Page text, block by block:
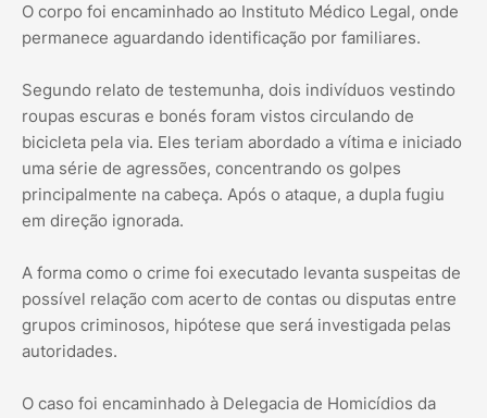
O corpo foi encaminhado ao Instituto Médico Legal, onde
permanece aguardando identificação por familiares.
Segundo relato de testemunha, dois indivíduos vestindo
roupas escuras e bonés foram vistos circulando de
bicicleta pela via. Eles teriam abordado a vítima e iniciado
uma série de agressões, concentrando os golpes
principalmente na cabeça. Após o ataque, a dupla fugiu
em direção ignorada.
A forma como o crime foi executado levanta suspeitas de
possível relação com acerto de contas ou disputas entre
grupos criminosos, hipótese que será investigada pelas
autoridades.
O caso foi encaminhado à Delegacia de Homicídios da